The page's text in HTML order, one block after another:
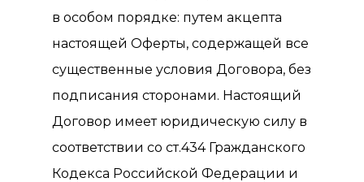
в особом порядке: путем акцепта
настоящей Оферты, содержащей все
существенные условия Договора, без
подписания сторонами. Настоящий
Договор имеет юридическую силу в
соответствии со ст.434 Гражданского
Кодекса Российской Федерации и